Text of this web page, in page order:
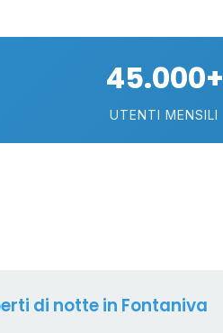
0.799 €
45.000+
UTENTI MENSILI
di notte in Fontaniva